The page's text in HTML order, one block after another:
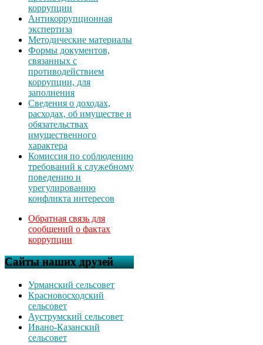
коррупции
Антикоррупционная
экспертиза
Методические материалы
Формы документов,
связанных с
противодействием
коррупции, для
заполнения
Сведения о доходах,
расходах, об имуществе и
обязательствах
имущественного
характера
Комиссия по соблюдению
требований к служебному
поведению и
урегулированию
конфликта интересов
Обратная связь для
сообщений о фактах
коррупции
Сайты наших друзей
Урманский сельсовет
Красновосходский
сельсовет
Ауструмский сельсовет
Ивано-Казанский
сельсовет